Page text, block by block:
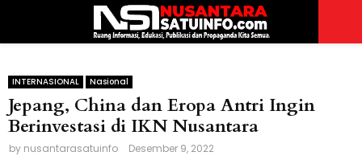
P
R
I
INTERNASIONAL Nasional
Jepang, China dan Eropa Antri Ingin
Berinvestasi di IKN Nusantara
by nusantarasatuinfo Desember 9, 2022